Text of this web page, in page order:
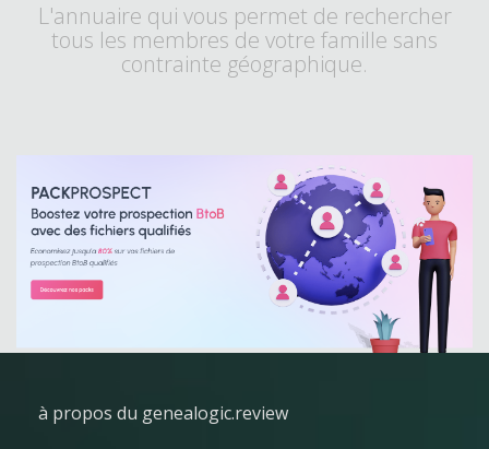
L'annuaire qui vous permet de rechercher
tous les membres de votre famille sans
contrainte géographique.
à propos du genealogic.review